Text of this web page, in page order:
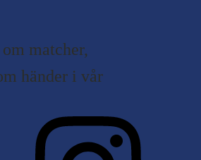
matcher,
händer i vår